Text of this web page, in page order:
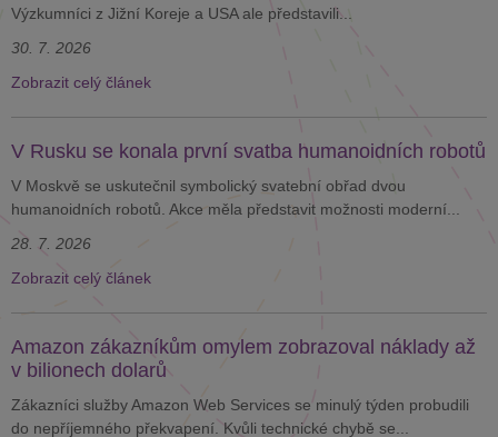
Výzkumníci z Jižní Koreje a USA ale představili...
30. 7. 2026
Zobrazit celý článek
V Rusku se konala první svatba humanoidních robotů
V Moskvě se uskutečnil symbolický svatební obřad dvou
humanoidních robotů. Akce měla představit možnosti moderní...
28. 7. 2026
Zobrazit celý článek
Amazon zákazníkům omylem zobrazoval náklady až
v bilionech dolarů
Zákazníci služby Amazon Web Services se minulý týden probudili
do nepříjemného překvapení. Kvůli technické chybě se...